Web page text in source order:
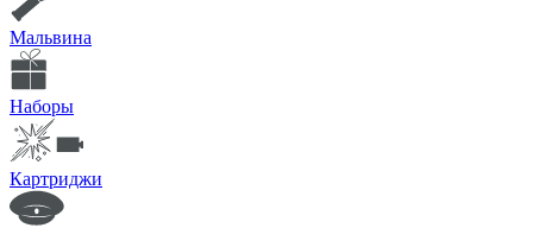
Мальвина
Наборы
Картриджи